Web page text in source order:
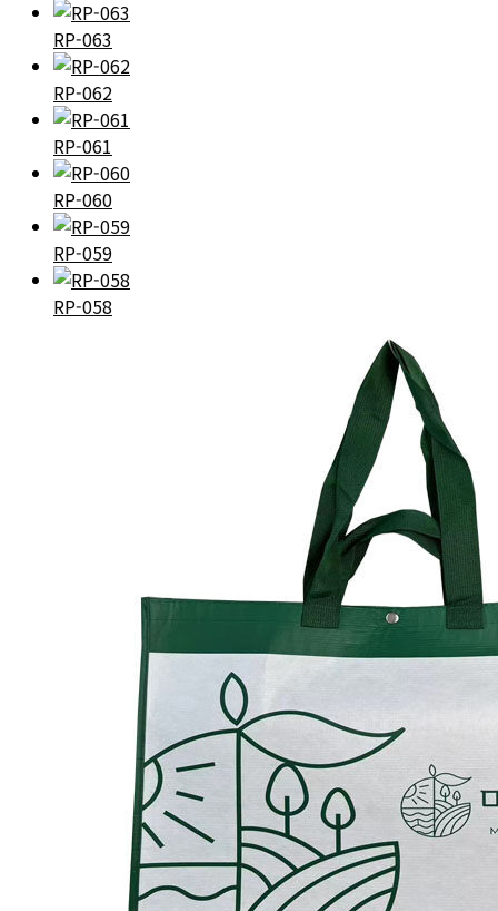
RP-063
RP-062
RP-061
RP-060
RP-059
RP-058